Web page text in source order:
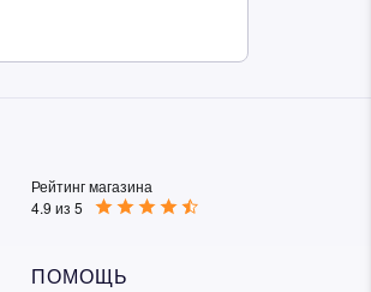
Рейтинг магазина
4.9 из 5
ПОМОЩЬ